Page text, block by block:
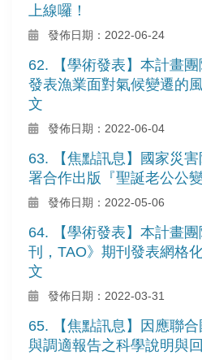
上線囉！
發佈日期：2022-06-24
62. 【學術發表】本計畫
發表漁業面對氣候變遷的
文
發佈日期：2022-06-04
63. 【焦點訊息】國家災
署合作出版『聖誕老公公
發佈日期：2022-05-06
64. 【學術發表】本計畫
刊，TAO》期刊發表網格
文
發佈日期：2022-03-31
65. 【焦點訊息】因應聯
與調適報告之科學說明與